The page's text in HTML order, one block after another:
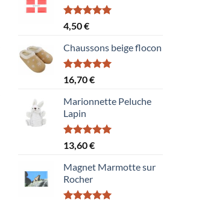
Note5.00
sur 5
4,50€
Chaussons beige flocon
Note5.00
sur 5
16,70€
Marionnette Peluche
Lapin
Note5.00
sur 5
13,60€
Magnet Marmotte sur
Rocher